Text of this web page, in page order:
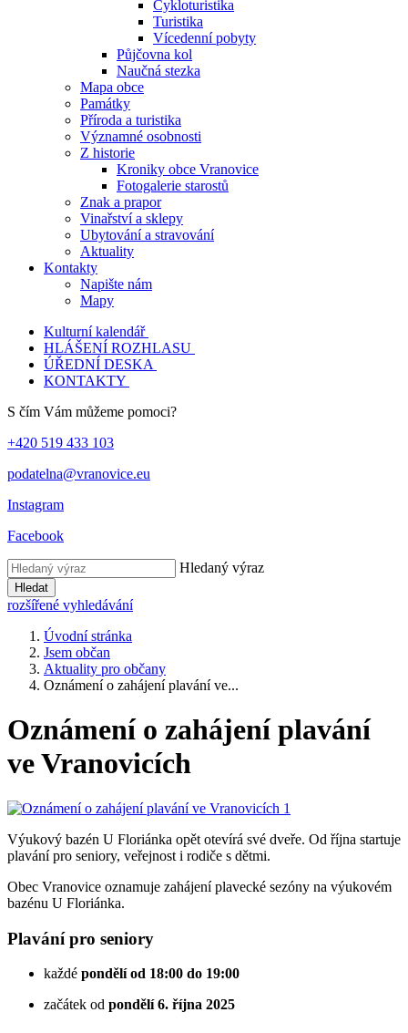
Cykloturistika
Turistika
Vícedenní pobyty
Půjčovna kol
Naučná stezka
Mapa obce
Památky
Příroda a turistika
Významné osobnosti
Z historie
Kroniky obce Vranovice
Fotogalerie starostů
Znak a prapor
Vinařství a sklepy
Ubytování a stravování
Aktuality
Kontakty
Napište nám
Mapy
Kulturní kalendář
HLÁŠENÍ ROZHLASU
ÚŘEDNÍ DESKA
KONTAKTY
S čím Vám můžeme pomoci?
+420 519 433 103
podatelna@vranovice.eu
Instagram
Facebook
Hledaný výraz
Hledat
rozšířené vyhledávání
Úvodní stránka
Jsem občan
Aktuality pro občany
Oznámení o zahájení plavání ve...
Oznámení o zahájení plavání
ve Vranovicích
Výukový bazén U Floriánka opět otevírá své dveře. Od října startuje
plavání pro seniory, veřejnost i rodiče s dětmi.
Obec Vranovice oznamuje zahájení plavecké sezóny na výukovém
bazénu U Floriánka.
Plavání pro seniory
každé pondělí od 18:00 do 19:00
začátek od pondělí 6. října 2025